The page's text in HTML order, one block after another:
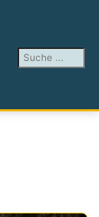
Suchen ...